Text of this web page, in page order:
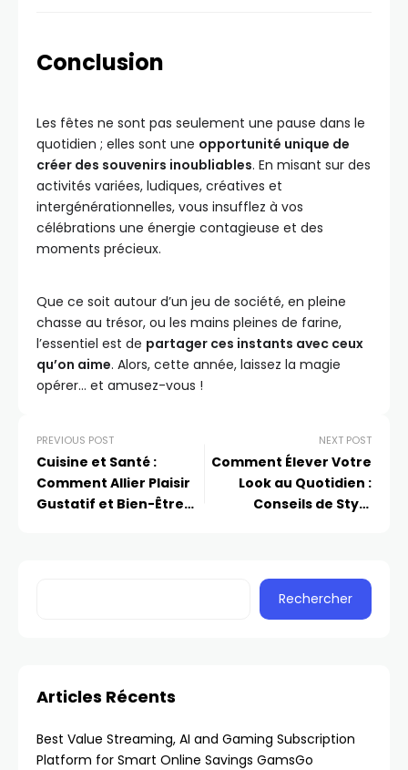
Conclusion
Les fêtes ne sont pas seulement une pause dans le
quotidien ; elles sont une opportunité unique de
créer des souvenirs inoubliables. En misant sur des
activités variées, ludiques, créatives et
intergénérationnelles, vous insufflez à vos
célébrations une énergie contagieuse et des
moments précieux.
Que ce soit autour d’un jeu de société, en pleine
chasse au trésor, ou les mains pleines de farine,
l’essentiel est de partager ces instants avec ceux
qu’on aime. Alors, cette année, laissez la magie
opérer… et amusez-vous !
PREVIOUS POST
Cuisine et Santé :
Comment Allier Plaisir
Gustatif et Bien-Être
NEXT POST
Comment Élever Votre
Look au Quotidien :
Conseils de Style
Rechercher
Articles Récents
Best Value Streaming, AI and Gaming Subscription
Platform for Smart Online Savings GamsGo